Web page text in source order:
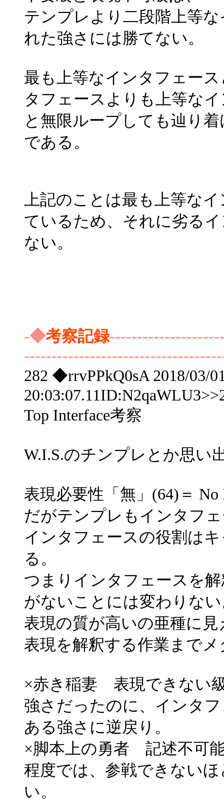
テンプレより二段階上等
れた強さには勝てない。
最も上等なインタフェー
タフェースよりも上等な
と無限ループしても辿り
である。
上記のことは最も上等な
ているため、それに劣る
ない。
-◆考察記録
282 ◆rrvPPkQ0sA 2018/03/
Top Interface考察
W.I.S.のチンプレとか思い
表現必要性「無」(64)＝
だがテンプレもインタフ
インタフェースの役割は
る。
つまりインタフェースを
がないことには変わりな
表現の質が高いの亜種に見
表現を解釈する作業まで
×赤き稲妻 表現できない
強さだったのに、インタ
ある強さに逆戻り。
×脚本上の勇者 記述不可
程度では、参戦できない
い。